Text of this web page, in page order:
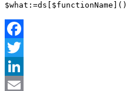
$what :=ds $functionName ]()
Facebook
Twitter
LinkedIn